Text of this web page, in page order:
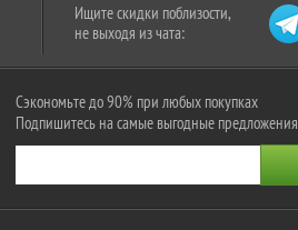
Ищите скидки поблизости,
не выходя из чата:
Сэкономьте до 90% при любых покупках
Подпишитесь на самые выгодные предложения